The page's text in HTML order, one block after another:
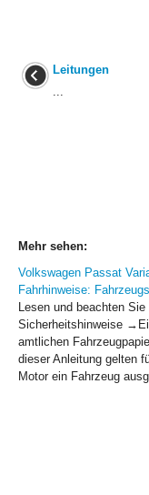
Leitungen
...
Mehr sehen:
Volkswagen Passat
Fahrhinweise:
Lesen und beachten
Sicherheitshinweise
amtlichen
dieser Anleitung gelten
Motor ein Fahrzeug